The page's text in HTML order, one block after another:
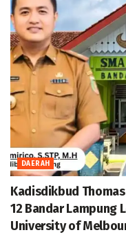
DAERAH
Kadisdikbud
12 Bandar Lampung
University of